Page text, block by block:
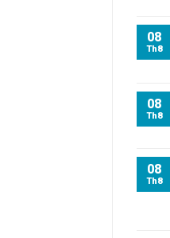
08
Th8
08
Th8
08
Th8